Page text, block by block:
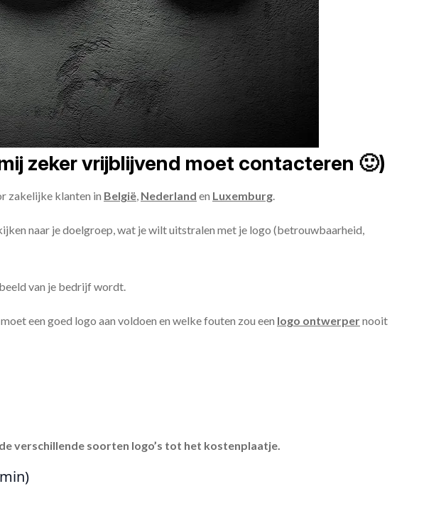
zeker vrijblijvend moet contacteren 🙂)
zakelijke klanten in België, Nederland en Luxemburg.
naar je doelgroep, wat je wilt uitstralen met je logo (betrouwbaarheid,
van je bedrijf wordt.
een goed logo aan voldoen en welke fouten zou een logo ontwerpernooit
verschillende soorten logo’s tot het kostenplaatje.